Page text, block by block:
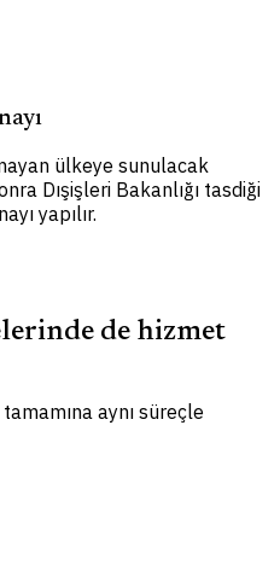
ülkeye sunulacak
Dışişleri Bakanlığı tasdiği
yapılır.
de hizmet
aynı süreçle